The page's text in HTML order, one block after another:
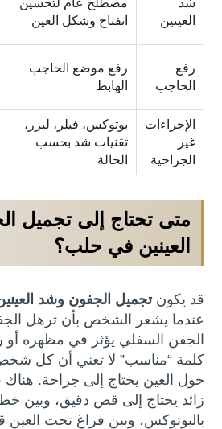
العينين
انفتاح وشكل العين
رفع
الحاجب
رفع موضع الحاجب
الهابط
الإجراءات
غير
الجراحية
بوتوكس، فيلر، ليزر،
تقنيات شد بحسب
الحالة
متى تحتاج إلى تجميل
العينين في حلب؟
قد يكونتجميل الجفون وشد
عندما يشعر الشخص بأن ترهل
الجفن السفلي يؤثر في مظهره أو
كلمة “مناسب” لا تعني أن كل
حول العين يحتاج إلى جراحة. هناك
زائد يحتاج إلى قص دقيق، وبين
بالبوتوكس، وبين فراغ تحت العين